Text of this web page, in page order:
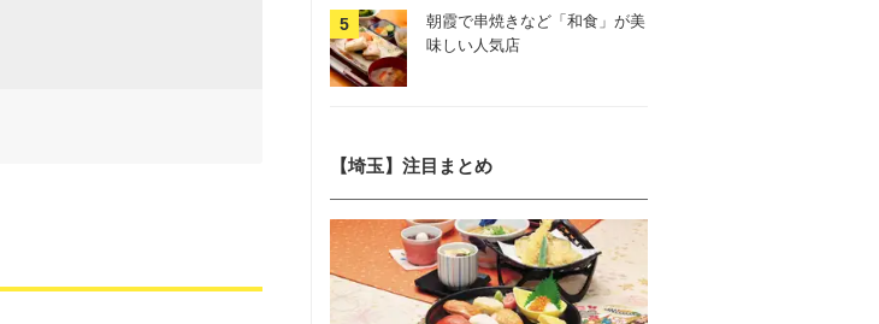
朝霞で串焼きなど「和食」が美
味しい人気店
【埼玉】注目まとめ